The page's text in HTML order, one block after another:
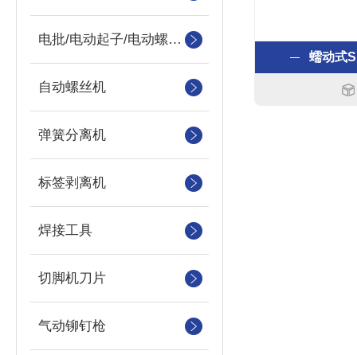
电批/电动起子/电动螺丝刀
自动螺丝机
弹簧分离机
标签剥离机
焊接工具
切脚机刀片
气动铆钉枪
蠕动式